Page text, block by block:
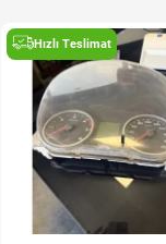
Hızlı Teslimat